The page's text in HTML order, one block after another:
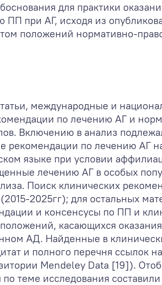
для практики
при АГ, исходя из
положений нормативно-
международные и
по лечению АГ и
Включению в анализ
рекомендации по лечению АГ
языке при условии
лечению АГ в особых
Поиск клинических
2025гг); для остальных
и консенсусы по ПП и
касающихся
АД. Найденные в
и полного перечня ссылок
Mendeley Data [19]).
теме исследования составили